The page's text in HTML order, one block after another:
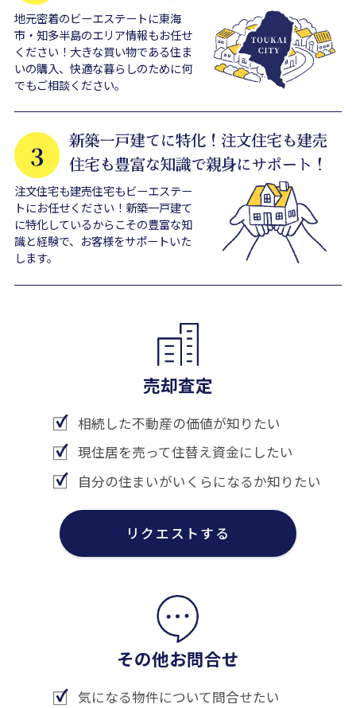
地元密着のビーエステートに東海
市・知多半島のエリア情報もお任せ
ください！大きな買い物である住ま
いの購入、快適な暮らしのために何
でもご相談ください。
注文住宅も建売住宅もビーエステー
トにお任せください！新築一戸建て
に特化しているからこその豊富な知
識と経験で、お客様をサポートいた
します。
売却査定
相続した不動産の価値が知りたい
現住居を売って住替え資金にしたい
自分の住まいがいくらになるか知りたい
リクエストする
その他お問合せ
気になる物件について問合せたい